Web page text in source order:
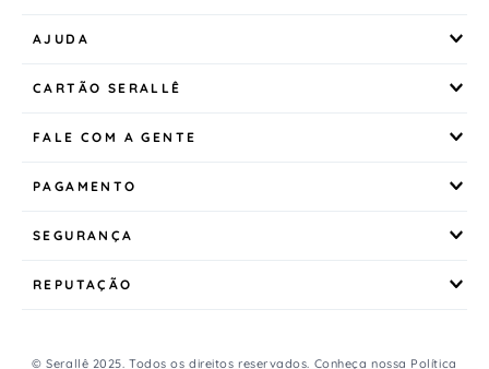
AJUDA
CARTÃO SERALLÊ
FALE COM A GENTE
PAGAMENTO
SEGURANÇA
REPUTAÇÃO
© Serallê 2025. Todos os direitos reservados. Conheça nossa Política